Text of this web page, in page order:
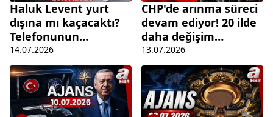
Haluk Levent yurt
dışına mı kaçacaktı?
Telefonunun
şifrelerini neden
vermedi? | Ajans-
14.07.2026
14.07.2026
CHP'de arınma süreci
devam ediyor! 20 ilde
daha değişim
bekleniyor | Ajans -
13.07.2026 | A Haber
13.07.2026